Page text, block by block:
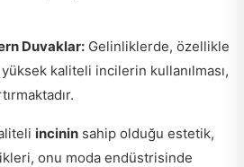
Duvaklar: Gelinliklerde, özellikle
kaliteli incilerin kullanılması,
incinin sahip olduğu estetik,
onu moda endüstrisinde